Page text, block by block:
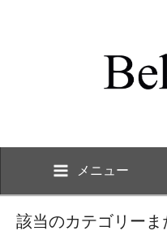
メニュー
該当のカテゴリー